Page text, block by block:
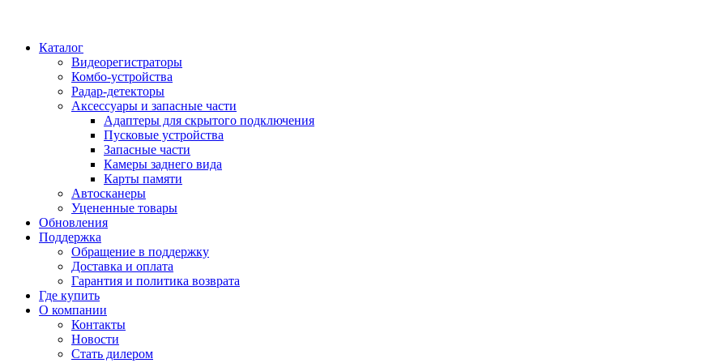
Каталог
Видеорегистраторы
Комбо-устройства
Радар-детекторы
Аксессуары и запасные части
Адаптеры для скрытого подключения
Пусковые устройства
Запасные части
Камеры заднего вида
Карты памяти
Автосканеры
Уцененные товары
Обновления
Поддержка
Обращение в поддержку
Доставка и оплата
Гарантия и политика возврата
Где купить
О компании
Контакты
Новости
Стать дилером